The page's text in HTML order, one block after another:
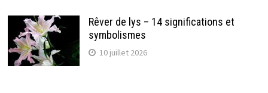
Rêver de lys – 14 significations et
symbolismes
10 juillet 2026